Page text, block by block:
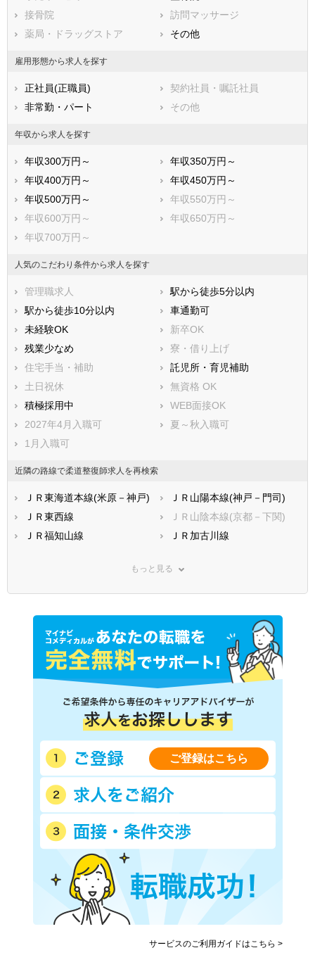
広島県
徳島県
香川県
愛媛県
鹿児島県
接骨院
訪問マッサージ
薬局・ドラッグストア
その他
雇用形態から求人を探す
正社員(正職員)
契約社員・嘱託社員
非常勤・パート
その他
年収から求人を探す
年収300万円～
年収350万円～
年収400万円～
年収450万円～
年収500万円～
年収550万円～
年収600万円～
年収650万円～
年収700万円～
人気のこだわり条件から求人を探す
管理職求人
駅から徒歩5分以内
駅から徒歩10分以内
車通勤可
未経験OK
新卒OK
残業少なめ
寮・借り上げ
住宅手当・補助
託児所・育児補助
土日祝休
無資格 OK
積極採用中
WEB面接OK
2027年4月入職可
夏～秋入職可
1月入職可
近隣の路線で柔道整復師求人を再検索
ＪＲ東海道本線(米原－神戸)
ＪＲ山陽本線(神戸－門司)
ＪＲ東西線
ＪＲ山陰本線(京都－下関)
ＪＲ福知山線
ＪＲ加古川線
阪神本線
阪神なんば線
阪神武庫川線
阪急甲陽線
阪急伊丹線
神戸市営地下鉄西神・山手線
(新長田－名谷)
神戸市営地下鉄西神・山手線
(新神戸－新長田)
神戸市営地下鉄海岸線
神戸新交通六甲アイランド線
神戸高速線(三宮－西代)
神戸高速線(新開地－湊川)
神戸電鉄有馬線
神戸電鉄三田線
神戸電鉄公園都市線
神戸電鉄粟生線
北神急行電鉄
山陽電鉄本線
山陽電鉄網干線
能勢電鉄日生線
能勢電鉄妙見線
北条鉄道
智頭急行
北近畿タンゴ鉄道宮津線
神戸新交通ポートアイランド
もっと見る
ご登録はこちら
サービスのご利用ガイドはこちら >